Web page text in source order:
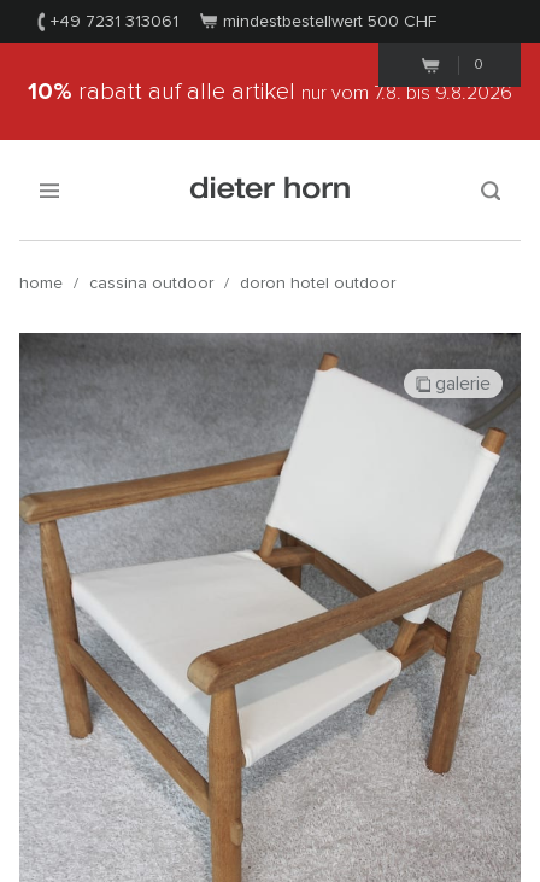
+49 7231 313061 mindestbestellwert 500 CHF
0
10% rabatt auf alle artikel nur vom 7.8.bis 9.8.2026
home / cassina outdoor / doron hotel outdoor
galerie